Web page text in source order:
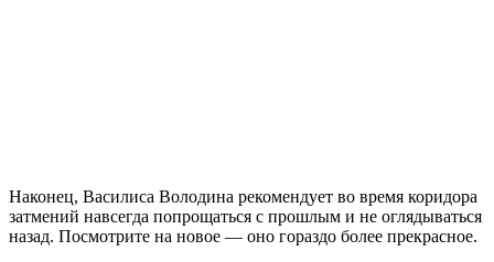
Наконец, Василиса Володина рекомендует во время коридора
затмений навсегда попрощаться с прошлым и не оглядываться
назад. Посмотрите на новое — оно гораздо более прекрасное.